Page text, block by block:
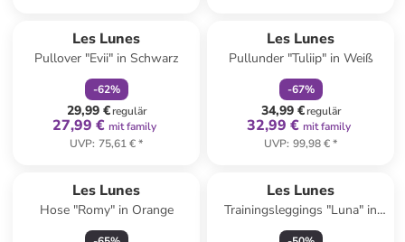
Les Lunes
Pullover "Evii" in Schwarz
-62%
29,99 €regulär
27,99 € mit family
UVP: 75,61 €*
Les Lunes
Pullunder "Tuliip" in Weiß
-67%
34,99 €regulär
32,99 € mit family
UVP: 99,98 €*
Les Lunes
Hose "Romy" in Orange
Les Lunes
Trainingsleggings "Luna" in
Beige